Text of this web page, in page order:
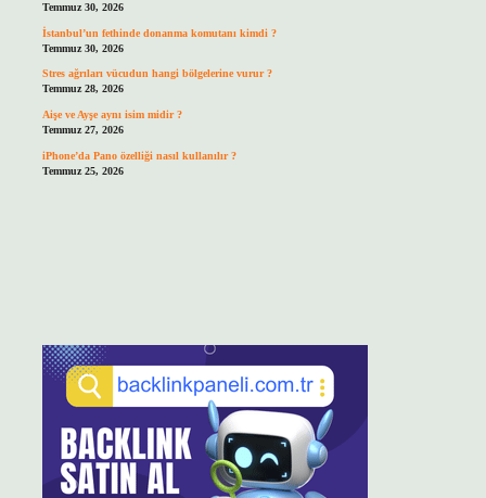
Temmuz 30, 2026
İstanbul’un fethinde donanma komutanı kimdi ?
Temmuz 30, 2026
Stres ağrıları vücudun hangi bölgelerine vurur ?
Temmuz 28, 2026
Aişe ve Ayşe aynı isim midir ?
Temmuz 27, 2026
iPhone’da Pano özelliği nasıl kullanılır ?
Temmuz 25, 2026